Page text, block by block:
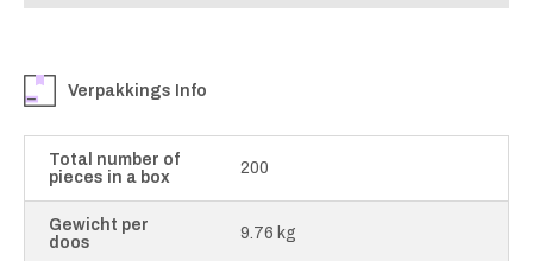
Verpakkings Info
Total number of
pieces in a box
200
Gewicht per
doos
9.76 kg